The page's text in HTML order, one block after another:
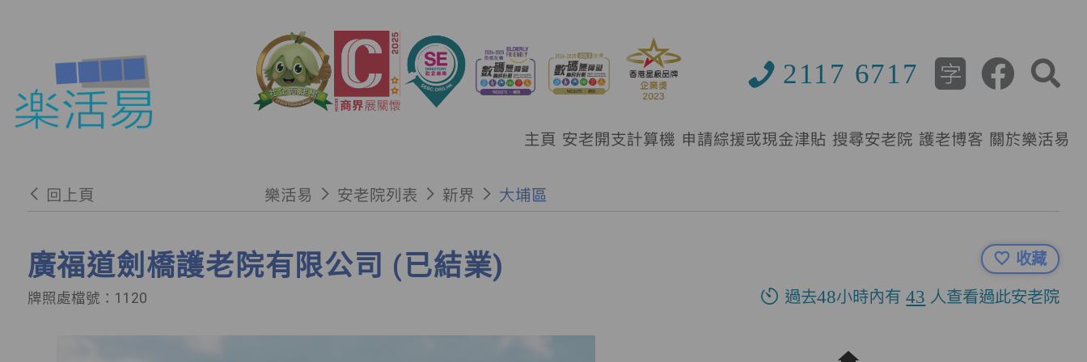
2117 6717
主頁 安老開支計算機 申請綜援或現金津貼 搜尋安老院 護老博客 關於樂活易
回上頁 樂活易 安老院列表 新界 大埔區
廣福道劍橋護老院有限公司 (已結業)
牌照處檔號：1120
收藏
過去48小時內有43 人查看過此安老院